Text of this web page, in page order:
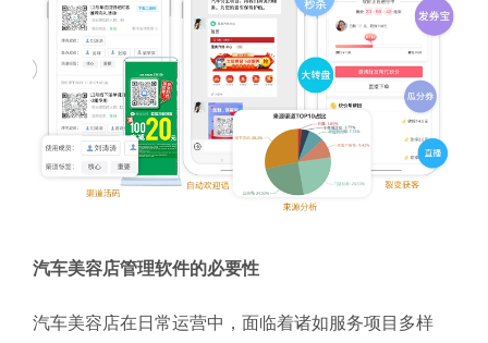
汽车美容店管理软件的必要性
汽车美容店在日常运营中，面临着诸如服务项目多样